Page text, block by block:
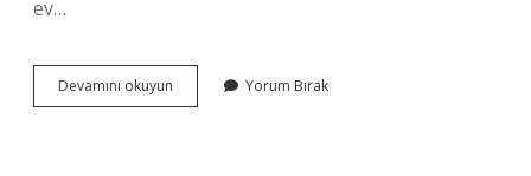
ev…
Devamını okuyun
M2
Yorum Bırak